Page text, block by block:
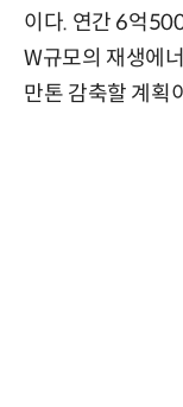
이다. 연간 6억
W규모의 재생에
만톤 감축할 계획